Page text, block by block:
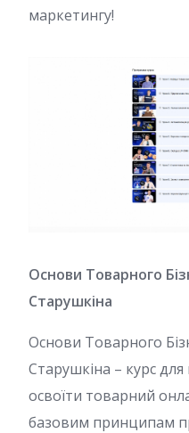
маркетингу!
Основи Товарного
Старушкіна
Основи Товарного
Старушкіна – курс для
освоїти товарний
базовим принципам